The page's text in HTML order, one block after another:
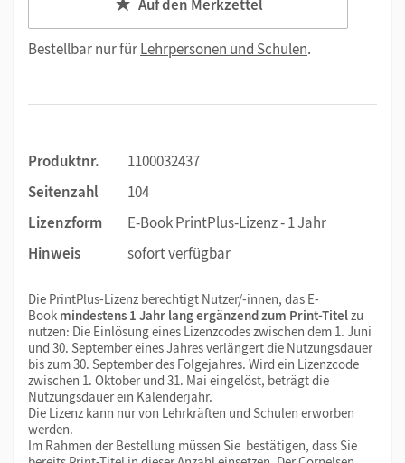
Auf den Merkzettel
Bestellbar nur fürLehrpersonen und Schulen.
Produktnr.
1100032437
Seitenzahl
104
Lizenzform
E-Book PrintPlus-Lizenz - 1 Jahr
Hinweis
sofort verfügbar
Die PrintPlus-Lizenz berechtigt Nutzer/-innen, das E-
Book mindestens 1 Jahr lang ergänzend zum Print-Titelzu
nutzen: Die Einlösung eines Lizenzcodes zwischen dem 1. Juni
und 30. September eines Jahres verlängert die Nutzungsdauer
bis zum 30. September des Folgejahres. Wird ein Lizenzcode
zwischen 1. Oktober und 31. Mai eingelöst, beträgt die
Nutzungsdauer ein Kalenderjahr.
Die Lizenz kann nur von Lehrkräften und Schulen erworben
werden.
Im Rahmen der Bestellung müssen Sie bestätigen, dass Sie